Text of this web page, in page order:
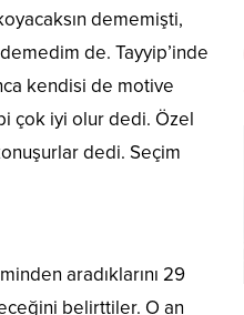
dememişti,
de. Tayyip’inde
kendisi de motive
çok iyi olur dedi. Özel
dedi. Seçim
aradıklarını 29
belirttiler. O an